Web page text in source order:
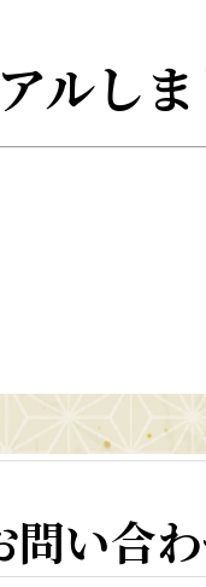
ルし
問い合